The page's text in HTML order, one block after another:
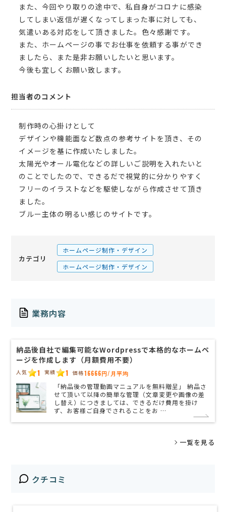
また、今回やり取りの途中で、私自身がコロナに感染
してしまい返信が遅くなってしまった事に対しても、
気遣いある対応をして頂きました。色々感謝です。
また、ホームページの事でお仕事を依頼する事ができ
ましたら、また是非お願いしたいと思います。
今後も宜しくお願い致します。
担当者のコメント
制作時の心掛けとして
デザインや機能面など数点の参考サイトを頂き、その
イメージを基に作成いたしました。
太陽光やオール電化などの詳しいご説明を入れたいと
のことでしたので、できるだで視覚的に分かりやすく
フリーのイラストなどを駆使しながら作成させて頂き
ました。
ブルー主体の明るい感じのサイトです。
カテゴリ
ホームページ制作・デザイン
ホームページ制作・デザイン
業務内容
納品後自社で編集可能なWordpressで本格的なホームペ
ージを作成します（月額費用不要）
人気 1 実績 1 価格16666円/月平均
「納品後の管理動画マニュアルを無料贈呈」 納品さ
せて頂いて以降の簡単な管理（文章変更や画像の差
し替え）につきましては、できるだけ費用を掛け
ず、お客様ご自身でされることをお …
一覧を見る
クチコミ